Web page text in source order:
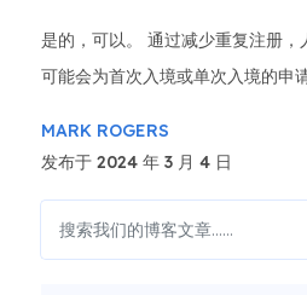
是的，可以。 通过减少重复注册
可能会为首次入境或单次入境的申
MARK ROGERS
发布于 2024 年 3 月 4 日